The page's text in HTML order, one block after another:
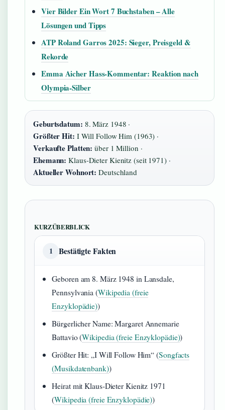
Vier Bilder Ein Wort 7 Buchstaben – Alle
Lösungen und Tipps
ATP Roland Garros 2025: Sieger, Preisgeld &
Rekorde
Emma Aicher Hass-Kommentar: Reaktion nach
Olympia-Silber
Geburtsdatum: 8. März 1948 ·
Größter Hit: I Will Follow Him (1963) ·
Verkaufte Platten: über 1 Million ·
Ehemann: Klaus-Dieter Kienitz (seit 1971) ·
Aktueller Wohnort: Deutschland
KURZÜBERBLICK
1 Bestätigte Fakten
Geboren am 8. März 1948 in Lansdale,
Pennsylvania (Wikipedia (freie
Enzyklopädie))
Bürgerlicher Name: Margaret Annemarie
Battavio (Wikipedia (freie Enzyklopädie))
Größter Hit: „I Will Follow Him“ (Songfacts
(Musikdatenbank))
Heirat mit Klaus-Dieter Kienitz 1971
(Wikipedia (freie Enzyklopädie))